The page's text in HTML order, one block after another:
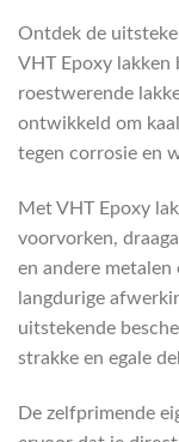
Ontdek de
VHT Epoxy lakken
roestwerende
ontwikkeld om
tegen corrosie en
Met VHT Epoxy
voorvorken,
en andere metalen
langdurige
uitstekende
strakke en egale
De zelfprimende